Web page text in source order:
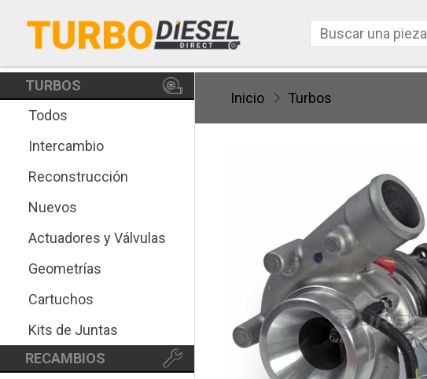
TURBOS
Todos
Intercambio
Reconstrucción
Nuevos
Actuadores y Válvulas
Geometrías
Cartuchos
Kits de Juntas
RECAMBIOS
Inicio Turbos